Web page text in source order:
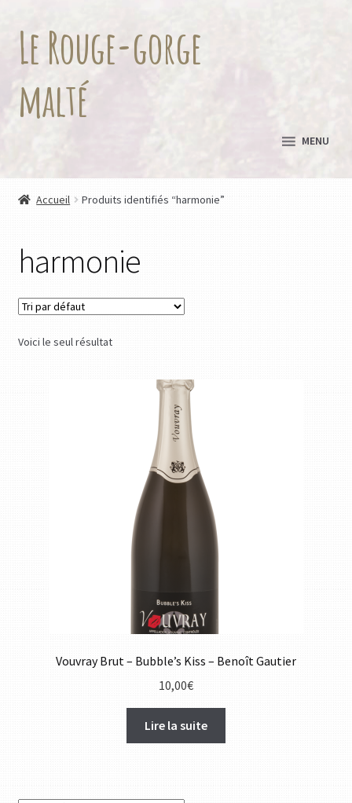
Aller
à
la
navigation
Aller
au
contenu
Le Rouge-gorge
malté
MENU
Accueil Produits identifiés “harmonie”
harmonie
Voici le seul résultat
Vouvray Brut – Bubble’s Kiss – Benoît Gautier
10,00€
Lire la suite